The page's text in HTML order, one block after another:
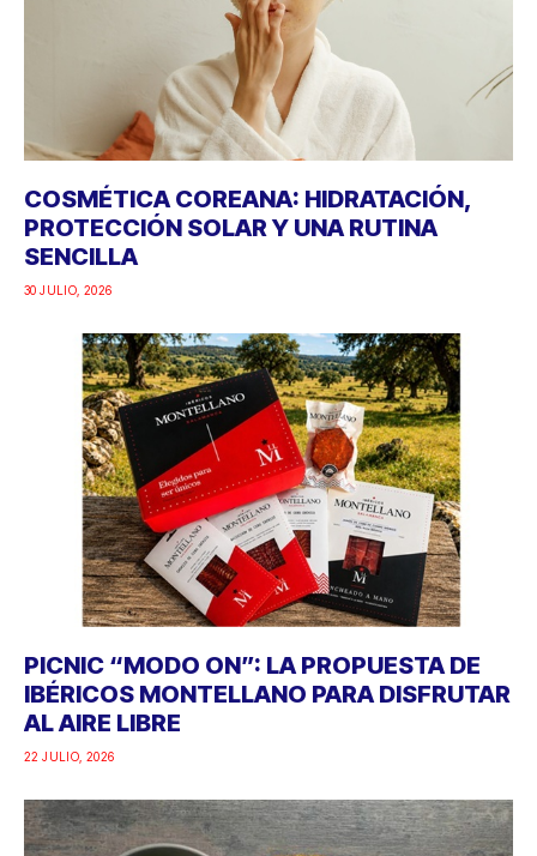
COSMÉTICA COREANA: HIDRATACIÓN,
PROTECCIÓN SOLAR Y UNA RUTINA
SENCILLA
30 JULIO, 2026
PICNIC “MODO ON”: LA PROPUESTA DE
IBÉRICOS MONTELLANO PARA DISFRUTAR
AL AIRE LIBRE
22 JULIO, 2026